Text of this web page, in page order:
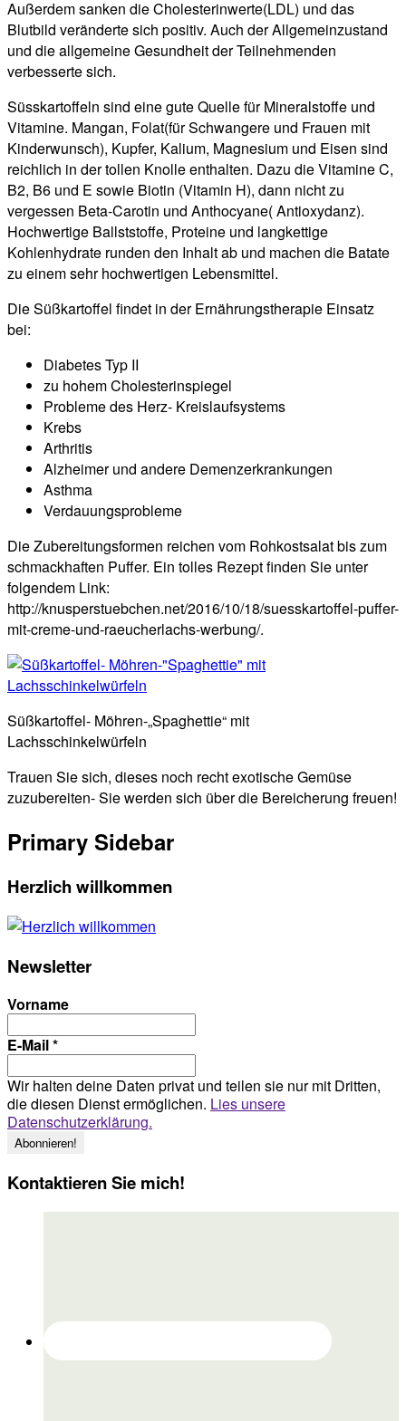
Außerdem sanken die Cholesterinwerte(LDL) und das
Blutbild veränderte sich positiv. Auch der Allgemeinzustand
und die allgemeine Gesundheit der Teilnehmenden
verbesserte sich.
Süsskartoffeln sind eine gute Quelle für Mineralstoffe und
Vitamine. Mangan, Folat(für Schwangere und Frauen mit
Kinderwunsch), Kupfer, Kalium, Magnesium und Eisen sind
reichlich in der tollen Knolle enthalten. Dazu die Vitamine C,
B2, B6 und E sowie Biotin (Vitamin H), dann nicht zu
vergessen Beta-Carotin und Anthocyane( Antioxydanz).
Hochwertige Ballststoffe, Proteine und langkettige
Kohlenhydrate runden den Inhalt ab und machen die Batate
zu einem sehr hochwertigen Lebensmittel.
Die Süßkartoffel findet in der Ernährungstherapie Einsatz
bei:
Diabetes Typ II
zu hohem Cholesterinspiegel
Probleme des Herz- Kreislaufsystems
Krebs
Arthritis
Alzheimer und andere Demenzerkrankungen
Asthma
Verdauungsprobleme
Die Zubereitungsformen reichen vom Rohkostsalat bis zum
schmackhaften Puffer. Ein tolles Rezept finden Sie unter
folgendem Link:
http://knusperstuebchen.net/2016/10/18/suesskartoffel-puffer-
mit-creme-und-raeucherlachs-werbung/.
Süßkartoffel- Möhren-„Spaghettie“ mit
Lachsschinkelwürfeln
Trauen Sie sich, dieses noch recht exotische Gemüse
zuzubereiten- Sie werden sich über die Bereicherung freuen!
Primary Sidebar
Herzlich willkommen
Newsletter
Vorname
E-Mail*
Wir halten deine Daten privat und teilen sie nur mit Dritten,
die diesen Dienst ermöglichen. Lies unsere
Datenschutzerklärung.
Kontaktieren Sie mich!